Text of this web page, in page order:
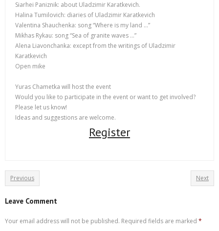
Siarhei Paniznik: about Uladzimir Karatkevich.
Halina Tumilovich: diaries of Uladzimir Karatkevich
Valentina Shauchenka: song “Where is my land …”
Mikhas Rykau: song “Sea of ​​granite waves …”
Alena Liavonchanka: except from the writings of Uladzimir
Karatkevich
Open mike
Yuras Chametka will host the event
Would you like to participate in the event or want to get involved?
Please let us know!
Ideas and suggestions are welcome.
Register
Previous Next
Leave Comment
Your email address will not be published. Required fields are marked *